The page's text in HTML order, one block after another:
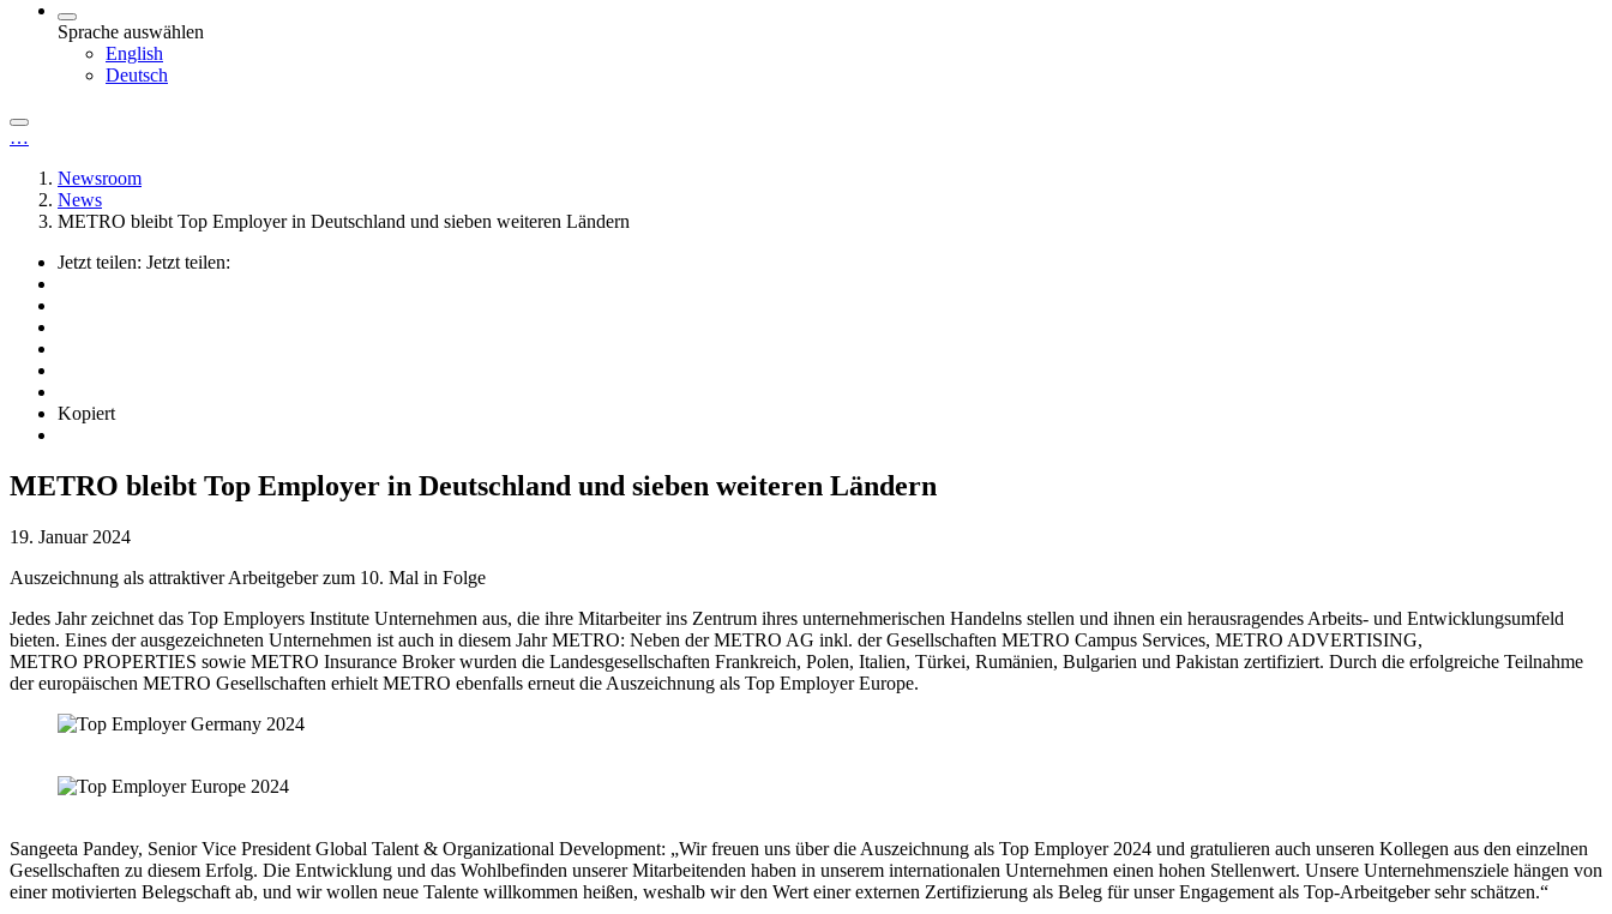
Sprache auswählen
English
Deutsch
…
Newsroom
News
METRO bleibt Top Employer in Deutschland und sieben weiteren Ländern
Jetzt teilen: Jetzt teilen:
Kopiert
METRO bleibt Top Employer in Deutschland und sieben weiteren Ländern
19. Januar 2024
Auszeichnung als attraktiver Arbeitgeber zum 10. Mal in Folge
Jedes Jahr zeichnet das Top Employers Institute Unternehmen aus, die ihre Mitarbeiter ins Zentrum ihres unternehmerischen Handelns stellen und ihnen ein herausragendes Arbeits- und Entwicklungsumfeld
bieten. Eines der ausgezeichneten Unternehmen ist auch in diesem Jahr METRO: Neben derMETRO AG inkl. der Gesellschaften METRO Campus Services, METRO ADVERTISING,
METRO PROPERTIES sowie METRO Insurance Broker wurden die Landesgesellschaften Frankreich, Polen, Italien, Türkei, Rumänien, Bulgarien und Pakistan zertifiziert. Durch die erfolgreiche Teilnahme
der europäischen METRO Gesellschaften erhielt METRO ebenfalls erneut die Auszeichnung als Top Employer Europe.
Sangeeta Pandey, Senior Vice President Global Talent & Organizational Development: „Wir freuen uns über die Auszeichnung als Top Employer 2024 und gratulieren auch unseren Kollegen aus den einzelnen
Gesellschaften zu diesem Erfolg. Die Entwicklung und das Wohlbefinden unserer Mitarbeitenden haben in unserem internationalen Unternehmen einen hohen Stellenwert. Unsere Unternehmensziele hängen von
einer motivierten Belegschaft ab, und wir wollen neue Talente willkommen heißen, weshalb wir den Wert einer externen Zertifizierung als Beleg für unser Engagement als Top-Arbeitgeber sehr schätzen.“